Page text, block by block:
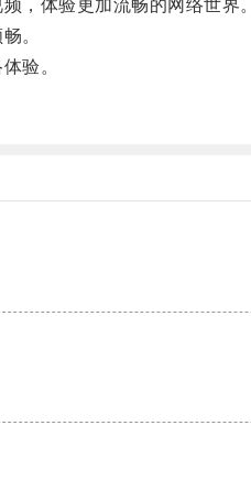
，体验更加流畅的网络世界。
。
验。